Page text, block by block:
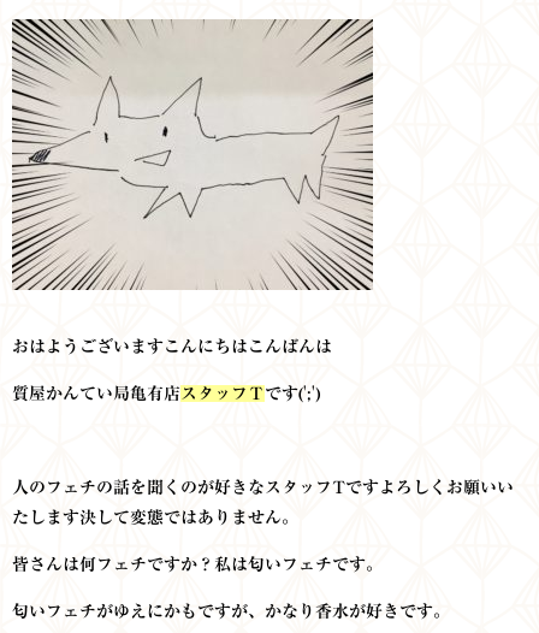
おはようございますこんにちはこんばんは
質屋かんてい局亀有店 スタッフＴ です(';')
人のフェチの話を聞くのが好きなスタッフTですよろしくお願いい
たします決して変態ではありません。
皆さんは何フェチですか？私は匂いフェチです。
匂いフェチがゆえにかもですが、かなり香水が好きです。